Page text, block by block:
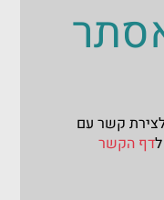
קשר עם
דף הקשר